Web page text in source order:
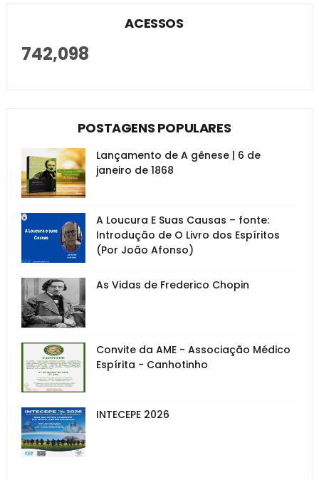
ACESSOS
742,098
POSTAGENS POPULARES
Lançamento de A gênese | 6 de
janeiro de 1868
A Loucura E Suas Causas – fonte:
Introdução de O Livro dos Espíritos
(Por João Afonso)
As Vidas de Frederico Chopin
Convite da AME - Associação Médico
Espírita - Canhotinho
INTECEPE 2026